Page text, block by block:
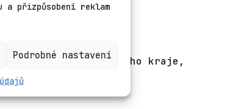
a přizpůsobení reklam
Podrobné nastavení
ČR, Jihomoravského kraje,